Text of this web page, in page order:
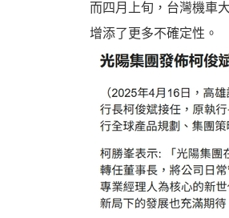
資
而四月上旬，台灣機車
增添了更多不確定性。